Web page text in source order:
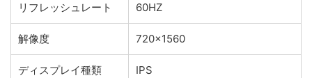
リフレッシュレート 60HZ
解像度 720×1560
ディスプレイ種類 IPS